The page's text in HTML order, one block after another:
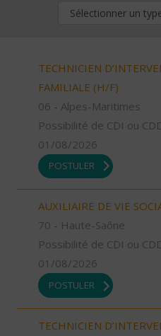
TECHNICIEN
FAMILIALE (H/F)
06 - Alpes-Maritimes
Possibilité de CDI ou
01/08/2026
POSTULER
AUXILIAIRE DE VIE
70 - Haute-Saône
Possibilité de CDI ou
01/08/2026
POSTULER
TECHNICIEN